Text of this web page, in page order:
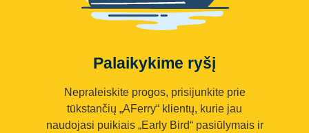
Palaikykime ryšį
Nepraleiskite progos, prisijunkite prie
tūkstančių „AFerry“ klientų, kurie jau
naudojasi puikiais „Early Bird“ pasiūlymais ir